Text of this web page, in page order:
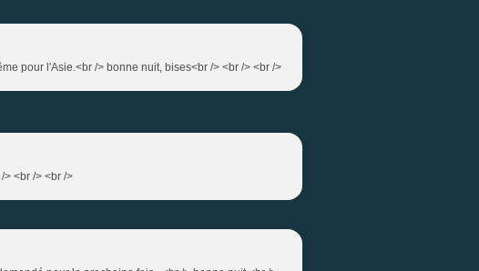
pour l'Asie.<br /> bonne nuit, bises<br /> <br /> <br />
<br /> <br />